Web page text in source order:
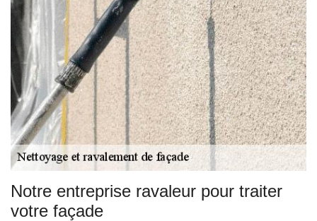
Notre entreprise ravaleur pour traiter
votre façade